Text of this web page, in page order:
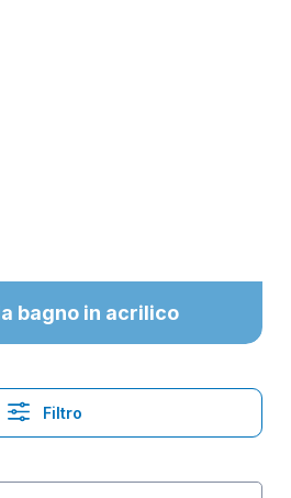
bagno in acrilico
Filtro